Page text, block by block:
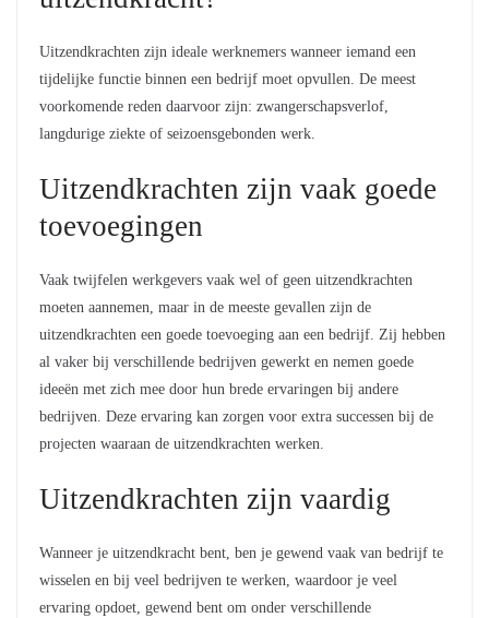
Uitzendkrachten zijn ideale werknemers wanneer iemand een
tijdelijke functie binnen een bedrijf moet opvullen. De meest
voorkomende reden daarvoor zijn: zwangerschapsverlof,
langdurige ziekte of seizoensgebonden werk.
Uitzendkrachten zijn vaak goede
toevoegingen
Vaak twijfelen werkgevers vaak wel of geen uitzendkrachten
moeten aannemen, maar in de meeste gevallen zijn de
uitzendkrachten een goede toevoeging aan een bedrijf. Zij hebben
al vaker bij verschillende bedrijven gewerkt en nemen goede
ideeën met zich mee door hun brede ervaringen bij andere
bedrijven. Deze ervaring kan zorgen voor extra successen bij de
projecten waaraan de uitzendkrachten werken.
Uitzendkrachten zijn vaardig
Wanneer je uitzendkracht bent, ben je gewend vaak van bedrijf te
wisselen en bij veel bedrijven te werken, waardoor je veel
ervaring opdoet, gewend bent om onder verschillende